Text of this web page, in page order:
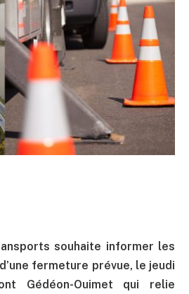
souhaite informer les
fermeture prévue, le jeudi
Gédéon-Ouimet qui relie